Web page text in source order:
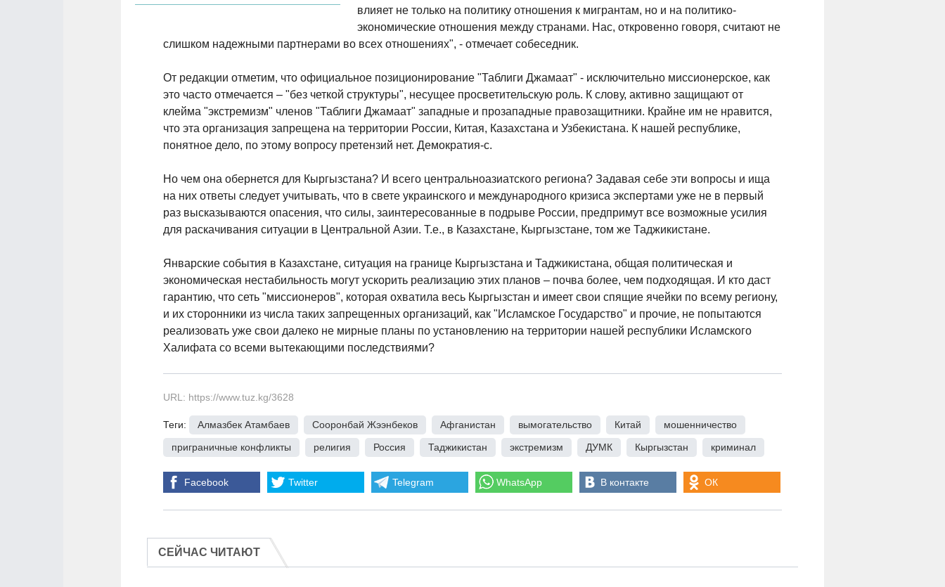
влияет не только на политику отношения к мигрантам, но и на политико-
экономические отношения между странами. Нас, откровенно говоря, считают не
слишком надежными партнерами во всех отношениях", - отмечает собеседник.
От редакции отметим, что официальное позиционирование "Таблиги Джамаат" - исключительно миссионерское, как
это часто отмечается – "без четкой структуры", несущее просветительскую роль. К слову, активно защищают от
клейма "экстремизм" членов "Таблиги Джамаат" западные и прозападные правозащитники. Крайне им не нравится,
что эта организация запрещена на территории России, Китая, Казахстана и Узбекистана. К нашей республике,
понятное дело, по этому вопросу претензий нет. Демократия-с.
Но чем она обернется для Кыргызстана? И всего центральноазиатского региона? Задавая себе эти вопросы и ища
на них ответы следует учитывать, что в свете украинского и международного кризиса экспертами уже не в первый
раз высказываются опасения, что силы, заинтересованные в подрыве России, предпримут все возможные усилия
для раскачивания ситуации в Центральной Азии. Т.е., в Казахстане, Кыргызстане, том же Таджикистане.
Январские события в Казахстане, ситуация на границе Кыргызстана и Таджикистана, общая политическая и
экономическая нестабильность могут ускорить реализацию этих планов – почва более, чем подходящая. И кто даст
гарантию, что сеть "миссионеров", которая охватила весь Кыргызстан и имеет свои спящие ячейки по всему региону,
и их сторонники из числа таких запрещенных организаций, как "Исламское Государство" и прочие, не попытаются
реализовать уже свои далеко не мирные планы по установлению на территории нашей республики Исламского
Халифата со всеми вытекающими последствиями?
URL: https://www.tuz.kg/3628
Теги: Алмазбек Атамбаев Сооронбай Жээнбеков Афганистан вымогательство Китай мошенничество
приграничные конфликты
религия Россия Таджикистан экстремизм ДУМК Кыргызстан криминал
Facebook Twitter Telegram WhatsApp В контакте ОК
СЕЙЧАС ЧИТАЮТ